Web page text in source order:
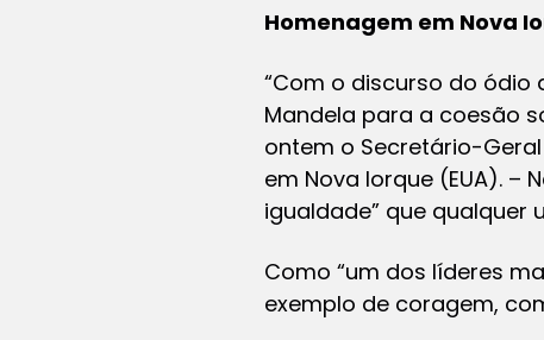
Homenagem em Nova
“Com o discurso do
Mandela para a coesão
ontem o Secretário-
em Nova Iorque (EUA). –
igualdade” que qualquer
Como “um dos líderes
exemplo de coragem,